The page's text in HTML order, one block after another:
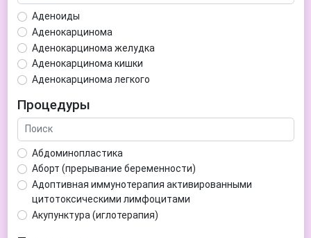
Аденоиды
Аденокарцинома
Аденокарцинома желудка
Аденокарцинома кишки
Аденокарцинома легкого
Аденома гипофиза
Аденома простаты
Аденома щитовидной железы
Аденомиоз
Адентия
Азооспермия
Акне (угри)
Алкоголизм
Процедуры
Абдоминопластика
Аборт (прерывание беременности)
Адоптивная иммунотерапия активированными
цитотоксическими лимфоцитами
Акупунктура (иглотерапия)